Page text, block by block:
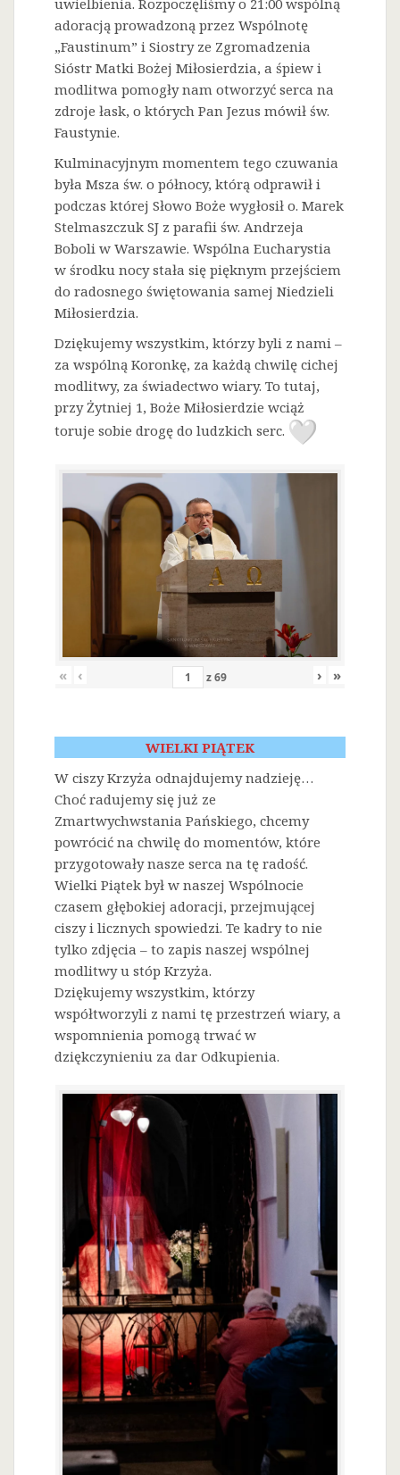
uwielbienia. Rozpoczęliśmy o 21:00 wspólną
adoracją prowadzoną przez Wspólnotę
„Faustinum” i Siostry ze Zgromadzenia
Sióstr Matki Bożej Miłosierdzia, a śpiew i
modlitwa pomogły nam otworzyć serca na
zdroje łask, o których Pan Jezus mówił św.
Faustynie.
Kulminacyjnym momentem tego czuwania
była Msza św. o północy, którą odprawił i
podczas której Słowo Boże wygłosił o. Marek
Stelmaszczuk SJ z parafii św. Andrzeja
Boboli w Warszawie. Wspólna Eucharystia
w środku nocy stała się pięknym przejściem
do radosnego świętowania samej Niedzieli
Miłosierdzia.
Dziękujemy wszystkim, którzy byli z nami –
za wspólną Koronkę, za każdą chwilę cichej
modlitwy, za świadectwo wiary. To tutaj,
przy Żytniej 1, Boże Miłosierdzie wciąż
toruje sobie drogę do ludzkich serc.
« ‹ z69 › »
WIELKI PIĄTEK
W ciszy Krzyża odnajdujemy nadzieję…
Choć radujemy się już ze
Zmartwychwstania Pańskiego, chcemy
powrócić na chwilę do momentów, które
przygotowały nasze serca na tę radość.
Wielki Piątek był w naszej Wspólnocie
czasem głębokiej adoracji, przejmującej
ciszy i licznych spowiedzi. Te kadry to nie
tylko zdjęcia – to zapis naszej wspólnej
modlitwy u stóp Krzyża.
Dziękujemy wszystkim, którzy
współtworzyli z nami tę przestrzeń wiary, a
wspomnienia pomogą trwać w
dziękczynieniu za dar Odkupienia.